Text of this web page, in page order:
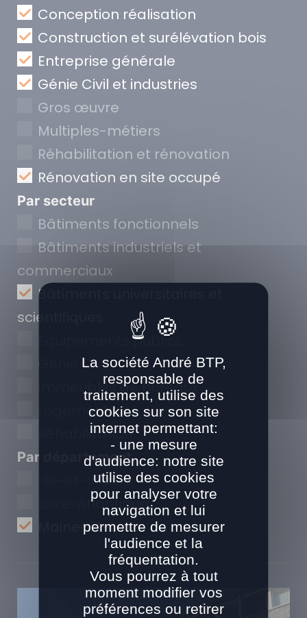
Conception réalisation
Construction et surélévation bois
Entreprise générale
Génie Civil et industries
Gros œuvre
Multiples-métiers
Réhabilitation et rénovation
Rénovation en site occupé
Par secteur
Bâtiments fonctionnels
Bâtiments industriels et
commerciaux
Bâtiments universitaires et
scientifiques
Equipements publics
Génie Civil
Immeubles de bureaux
Logements
Réhabilitation
Par département
Ille-et-Vilaine
Loire-Atlantique
Maine-et-Loire
La société André BTP,
responsable de
traitement, utilise des
cookies sur son site
internet permettant:
- une mesure
d'audience: notre site
utilise des cookies
pour analyser votre
navigation et lui
permettre de mesurer
l'audience et la
fréquentation.
Vous pourrez à tout
moment modifier vos
préférences ou retirer